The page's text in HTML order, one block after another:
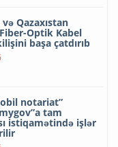
Qazaxıstan
Optik Kabel
başa çatdırıb
notariat”
tam
istiqamətində işlər